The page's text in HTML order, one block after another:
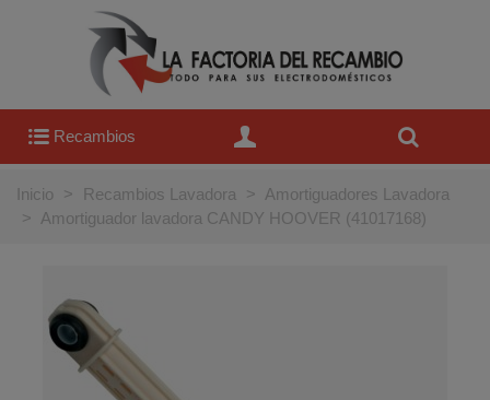
Recambios
Inicio > Recambios Lavadora > Amortiguadores Lavadora
> Amortiguador lavadora CANDY HOOVER (41017168)